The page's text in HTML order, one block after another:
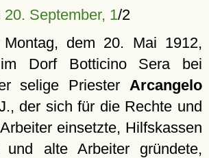
20. September, 1/2
dem 20. Mai 1912,
im Dorf Botticino Sera bei
selige Priester Arcangelo
der sich für die Rechte und
einsetzte, Hilfskassen
alte Arbeiter gründete,